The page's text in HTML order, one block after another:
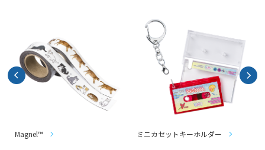
Magnel™ ミニカセットキーホルダー